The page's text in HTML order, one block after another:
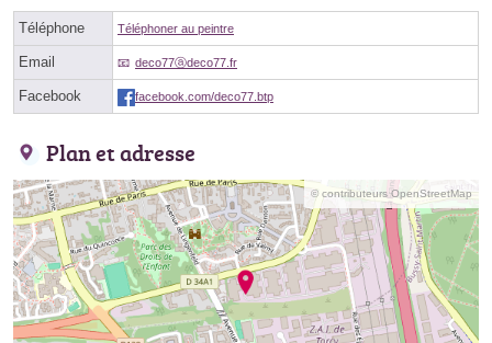
Téléphone Téléphoner au peintre
Email deco77ⓐdeco77.fr
Facebook facebook.com/deco77.btp
Plan et adresse
© contributeurs OpenStreetMap